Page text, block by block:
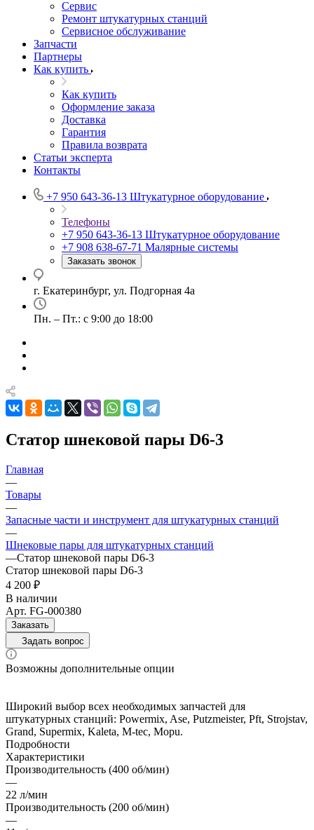
Сервис
Ремонт штукатурных станций
Сервисное обслуживание
Запчасти
Партнеры
Как купить
Как купить
Оформление заказа
Доставка
Гарантия
Правила возврата
Статьи эксперта
Контакты
+7 950 643-36-13 Штукатурное оборудование
Телефоны
+7 950 643-36-13 Штукатурное оборудование
+7 908 638-67-71 Малярные системы
Заказать звонок
г. Екатеринбург, ул. Подгорная 4а
Пн. – Пт.: с 9:00 до 18:00
Статор шнековой пары D6-3
Главная
—
Товары
—
Запасные части и инструмент для штукатурных станций
—
Шнековые пары для штукатурных станций
—Статор шнековой пары D6-3
Статор шнековой пары D6-3
4 200 ₽
В наличии
Арт. FG-000380
Заказать
Задать вопрос
Возможны дополнительные опции
Широкий выбор всех необходимых запчастей для
штукатурных станций: Powermix, Ase, Putzmeister, Pft, Strojstav,
Grand, Supermix, Kaleta, M-tec, Mopu.
Подробности
Характеристики
Производительность (400 об/мин)
—
22 л/мин
Производительность (200 об/мин)
—